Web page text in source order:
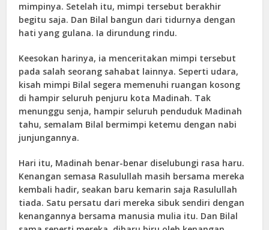
mimpinya. Setelah itu, mimpi tersebut berakhir
begitu saja. Dan Bilal bangun dari tidurnya dengan
hati yang gulana. Ia dirundung rindu.
Keesokan harinya, ia menceritakan mimpi tersebut
pada salah seorang sahabat lainnya. Seperti udara,
kisah mimpi Bilal segera memenuhi ruangan kosong
di hampir seluruh penjuru kota Madinah. Tak
menunggu senja, hampir seluruh penduduk Madinah
tahu, semalam Bilal bermimpi ketemu dengan nabi
junjungannya.
Hari itu, Madinah benar-benar diselubungi rasa haru.
Kenangan semasa Rasulullah masih bersama mereka
kembali hadir, seakan baru kemarin saja Rasulullah
tiada. Satu persatu dari mereka sibuk sendiri dengan
kenangannya bersama manusia mulia itu. Dan Bilal